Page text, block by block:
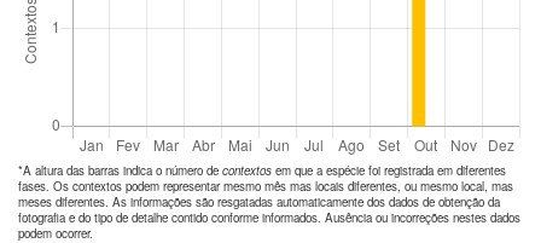
*A altura das barras indica o número de contextos em que a espécie foi registrada em diferentes
fases. Os contextos podem representar mesmo mês mas locais diferentes, ou mesmo local, mas
meses diferentes. As informações são resgatadas automaticamente dos dados de obtenção da
fotografia e do tipo de detalhe contido conforme informados. Ausência ou incorreções nestes dados
podem ocorrer.